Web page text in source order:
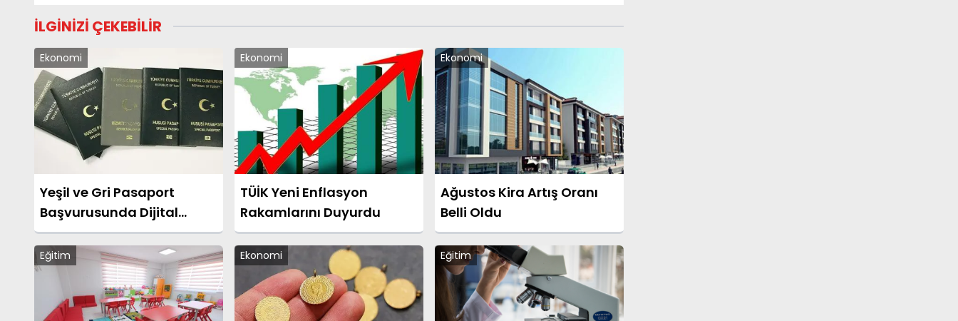
İLGİNİZİ ÇEKEBİLİR
Ekonomi
Yeşil ve Gri Pasaport
Başvurusunda Dijital
Dönüşüm Başlatıldı
Ekonomi
TÜİK Yeni Enflasyon
Rakamlarını Duyurdu
Ekonomi
Ağustos Kira Artış Oranı
Belli Oldu
Eğitim Ekonomi Eğitim